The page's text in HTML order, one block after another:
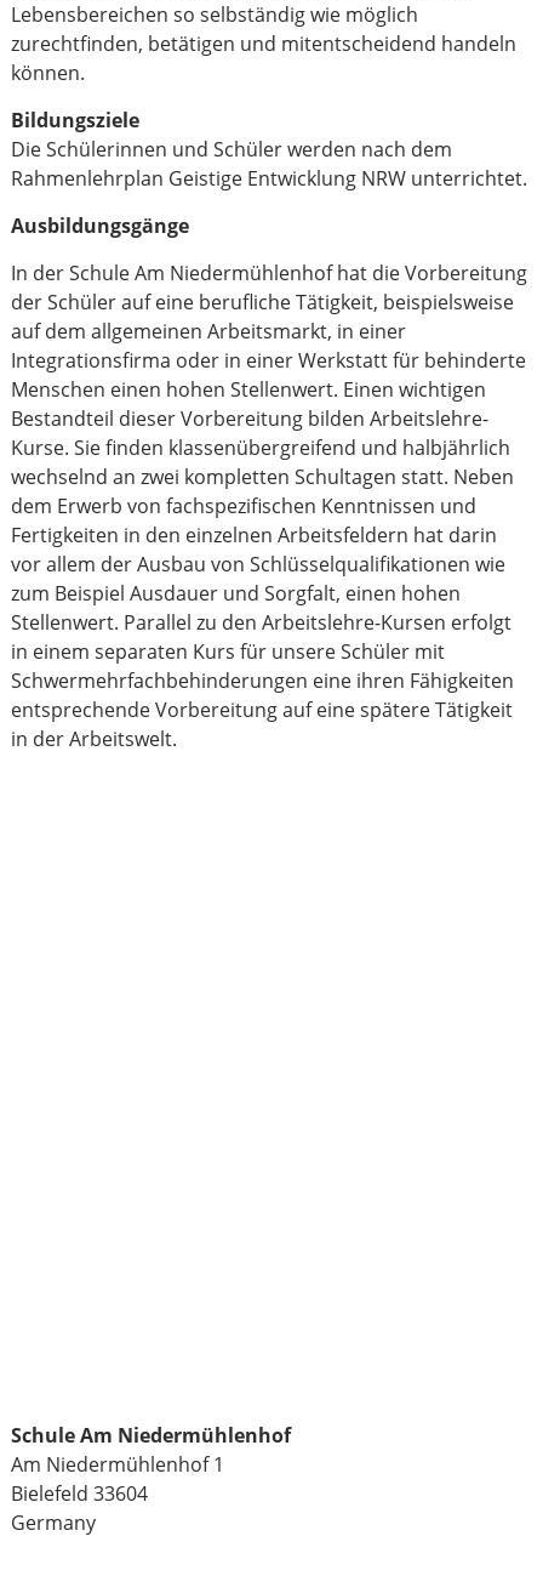
Lebensbereichen so selbständig wie möglich
zurechtfinden, betätigen und mitentscheidend handeln
können.
Bildungsziele
Die Schülerinnen und Schüler werden nach dem
Rahmenlehrplan Geistige Entwicklung NRW unterrichtet.
Ausbildungsgänge
In der Schule Am Niedermühlenhof hat die Vorbereitung
der Schüler auf eine berufliche Tätigkeit, beispielsweise
auf dem allgemeinen Arbeitsmarkt, in einer
Integrationsfirma oder in einer Werkstatt für behinderte
Menschen einen hohen Stellenwert. Einen wichtigen
Bestandteil dieser Vorbereitung bilden Arbeitslehre-
Kurse. Sie finden klassenübergreifend und halbjährlich
wechselnd an zwei kompletten Schultagen statt. Neben
dem Erwerb von fachspezifischen Kenntnissen und
Fertigkeiten in den einzelnen Arbeitsfeldern hat darin
vor allem der Ausbau von Schlüsselqualifikationen wie
zum Beispiel Ausdauer und Sorgfalt, einen hohen
Stellenwert. Parallel zu den Arbeitslehre-Kursen erfolgt
in einem separaten Kurs für unsere Schüler mit
Schwermehrfachbehinderungen eine ihren Fähigkeiten
entsprechende Vorbereitung auf eine spätere Tätigkeit
in der Arbeitswelt.
Schule Am Niedermühlenhof
Am Niedermühlenhof 1
Bielefeld33604
Germany